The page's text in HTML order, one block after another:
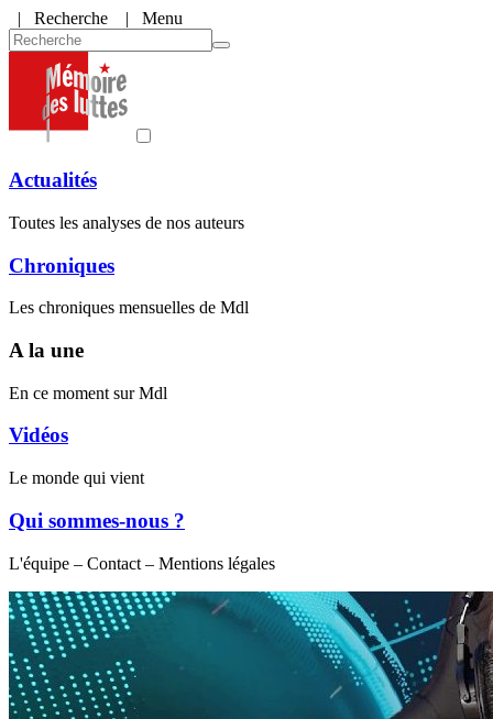
| Recherche | Menu
Actualités
Toutes les analyses de nos auteurs
Chroniques
Les chroniques mensuelles de Mdl
A la une
En ce moment sur Mdl
Vidéos
Le monde qui vient
Qui sommes-nous ?
L'équipe – Contact – Mentions légales